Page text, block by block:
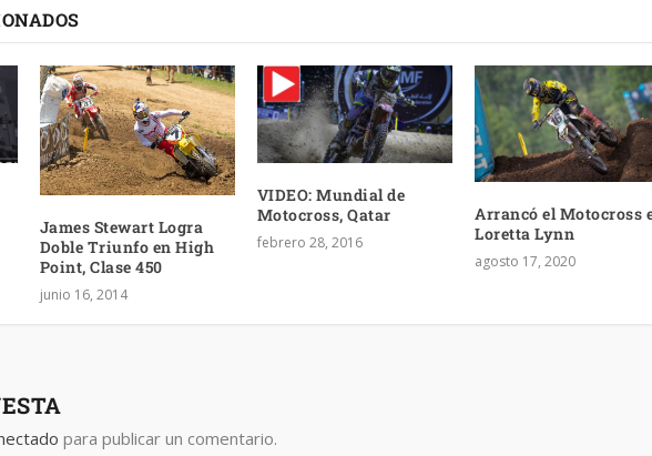
James Stewart Logra
Doble Triunfo en High
Point, Clase 450
junio 16, 2014
VIDEO: Mundial de
Motocross, Qatar
febrero 28, 2016
Arrancó el Motocross
Loretta Lynn
agosto 17, 2020
para publicar un comentario.